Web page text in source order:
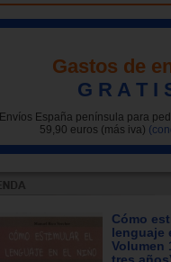
Gastos de
G R A T I
Envíos España península para
59,90 euros (más iva)
Cómo
lenguaje
Volumen